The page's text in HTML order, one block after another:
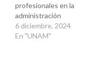
profesionales en la
administración
6 diciembre, 2024
En "UNAM"